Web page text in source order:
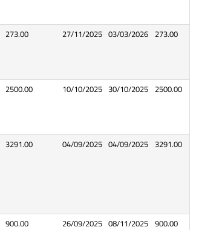
273.00 27/11/2025 03/03/2026 273.00
2500.00 10/10/2025 30/10/2025 2500.00
3291.00 04/09/2025 04/09/2025 3291.00
900.00 26/09/2025 08/11/2025 900.00